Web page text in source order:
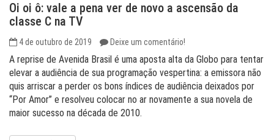
Oi oi ô: vale a pena ver de novo a ascensão da
classe C na TV
4 de outubro de 2019 Deixe um comentário!
A reprise de Avenida Brasil é uma aposta alta da Globo para tentar
elevar a audiência de sua programação vespertina: a emissora não
quis arriscar a perder os bons índices de audiência deixados por
“Por Amor” e resolveu colocar no ar novamente a sua novela de
maior sucesso na década de 2010.